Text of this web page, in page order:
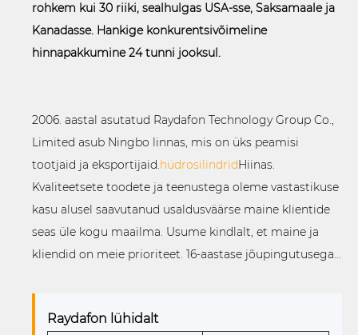
rohkem kui 30 riiki, sealhulgas USA-sse, Saksamaale ja
Kanadasse. Hankige konkurentsivõimeline
hinnapakkumine 24 tunni jooksul.
2006. aastal asutatud Raydafon Technology Group Co.,
Limited asub Ningbo linnas, mis on üks peamisi
tootjaid ja eksportijaid. hüdrosilindridHiinas.
Kvaliteetsete toodete ja teenustega oleme vastastikuse
kasu alusel saavutanud usaldusväärse maine klientide
seas üle kogu maailma. Usume kindlalt, et maine ja
kliendid on meie prioriteet. 16-aastase jõupingutusega
hüdraulikakomponente eksporditud enam kui 30 riiki
Raydafon lühidalt